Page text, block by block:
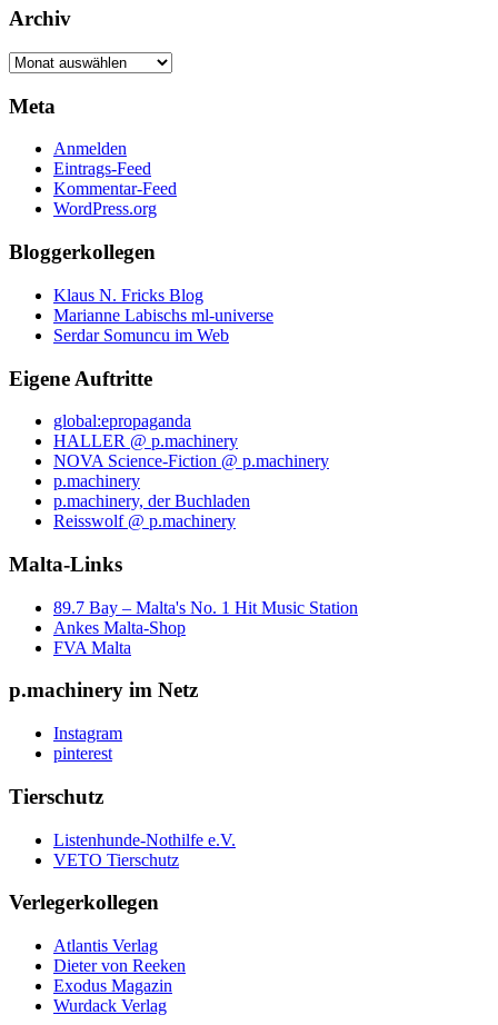
Archiv
Archiv
Meta
Anmelden
Eintrags-Feed
Kommentar-Feed
WordPress.org
Bloggerkollegen
Klaus N. Fricks Blog
Marianne Labischs ml-universe
Serdar Somuncu im Web
Eigene Auftritte
global:epropaganda
HALLER @ p.machinery
NOVA Science-Fiction @ p.machinery
p.machinery
p.machinery, der Buchladen
Reisswolf @ p.machinery
Malta-Links
89.7 Bay – Malta's No. 1 Hit Music Station
Ankes Malta-Shop
FVA Malta
p.machinery im Netz
Instagram
pinterest
Tierschutz
Listenhunde-Nothilfe e.V.
VETO Tierschutz
Verlegerkollegen
Atlantis Verlag
Dieter von Reeken
Exodus Magazin
Wurdack Verlag